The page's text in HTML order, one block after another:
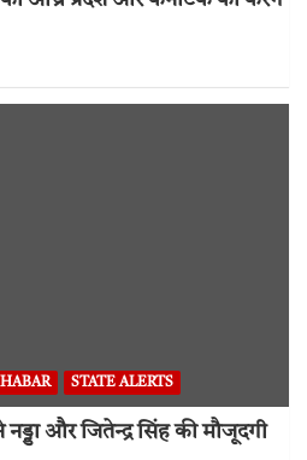
STATE ALERTS
और जितेन्द्र सिंह की मौजूदगी